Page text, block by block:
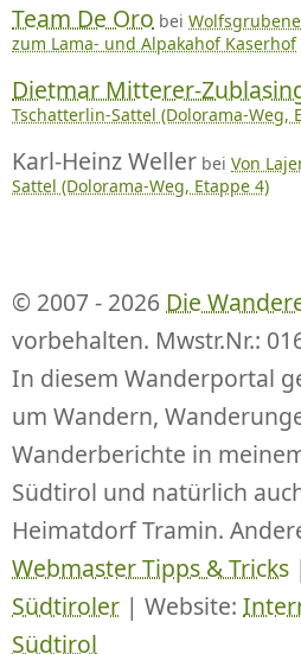
Team De Oro bei
zum Lama- und Alpakahof Kaserhof
Dietmar Mitterer-
Tschatterlin-Sattel (Dolorama-Weg,
Karl-Heinz Weller bei Von
Sattel (Dolorama-Weg, Etappe 4)
© 2007 - 2026 Die
vorbehalten. Mwstr.Nr.:
In diesem Wanderportal
um Wandern,
Wanderberichte in
Südtirol und natürlich
Heimatdorf Tramin.
Webmaster Tipps & Tricks |
Südtiroler | Website:
Südtirol